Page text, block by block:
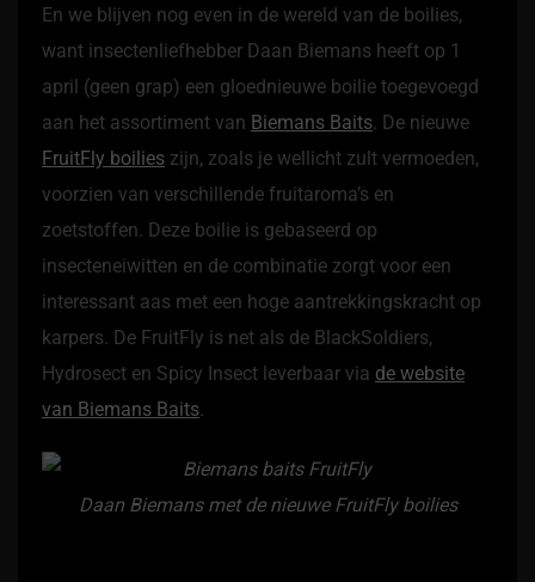
En we blijven nog even in de wereld van de boilies,
want insectenliefhebber Daan Biemans heeft op 1
april (geen grap) een gloednieuwe boilie toegevoegd
aan het assortiment van Biemans Baits . De nieuwe
FruitFly boilies zijn, zoals je wellicht zult vermoeden,
voorzien van verschillende fruitaroma’s en
zoetstoffen. Deze boilie is gebaseerd op
insecteneiwitten en de combinatie zorgt voor een
interessant aas met een hoge aantrekkingskracht op
karpers. De FruitFly is net als de BlackSoldiers,
Hydrosect en Spicy Insect leverbaar via de website
van Biemans Baits
Daan Biemans met de nieuwe FruitFly boilies